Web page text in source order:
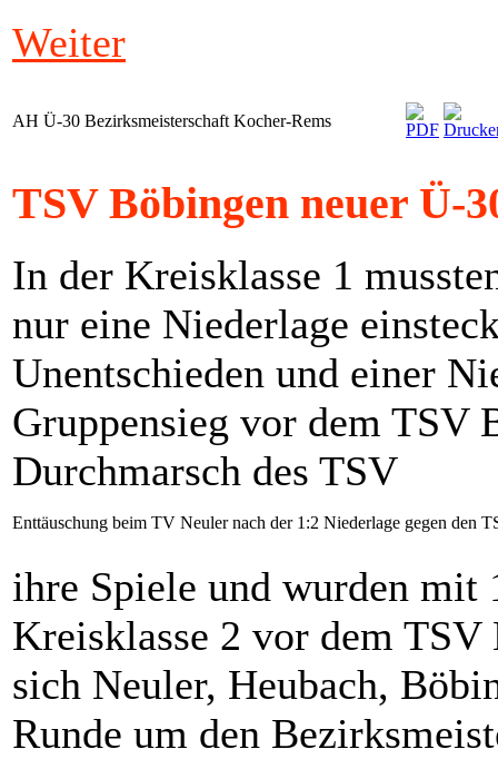
Weiter
AH Ü-30 Bezirksmeisterschaft Kocher-Rems
TSV Böbingen neuer Ü-
In der Kreisklasse 1
nur eine Niederlage
Unentschieden und einer
Gruppensieg vor dem TSV
Durchmarsch des TSV
Enttäuschung beim TV Neuler nach der 1:2 Niederlage gegen den
ihre Spiele und wurden mit
Kreisklasse 2 vor dem
sich Neuler, Heubach,
Runde um den